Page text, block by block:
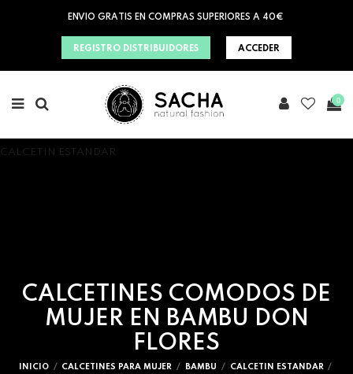
ENVIO GRATIS EN COMPRAS SUPERIORES A 40€
REGISTRO DISTRIBUIDORES ACCEDER
0
CALCETIN ESTANDAR
CALCETINES COMODOS DE
MUJER EN BAMBU DON
FLORES
INICIO CALCETINES PARA MUJER BAMBU
CALCETIN ESTANDAR